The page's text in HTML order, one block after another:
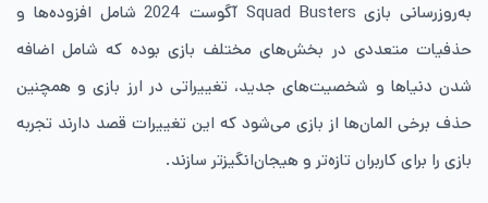
به‌روزرسانی بازی Squad Busters آگوست 2024 شامل افزوده‌ها و
حذفیات متعددی در بخش‌های مختلف بازی بوده که شامل اضافه
شدن دنیاها و شخصیت‌های جدید، تغییراتی در ارز بازی و همچنین
حذف برخی المان‌ها از بازی می‌شود که این تغییرات قصد دارند تجربه
بازی را برای کاربران تازه‌تر و هیجان‌انگیزتر سازند.